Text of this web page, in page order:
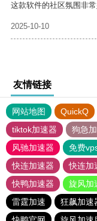
这款软件的社区氛围非
2025-10-10
友情链接
网站地图 QuickQ
tiktok加速器
狗急
风驰加速器
免费
快连加速器
快连加
快鸭加速器
旋风加
雷霆加速
狂飙加速